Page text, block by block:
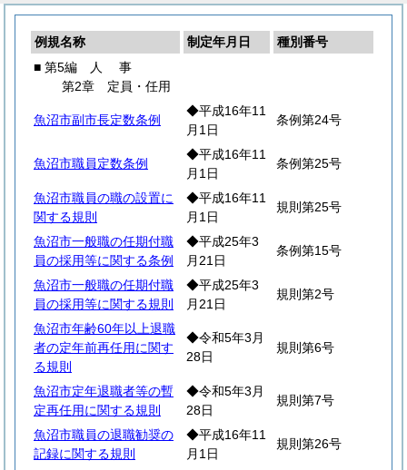
例規名称 制定年月日
種別番号
■ 第5編
人 事
第2章 定員・任用
魚沼市副市長定数条例
◆平成16年11
月1日
条例第24号
魚沼市職員定数条例
◆平成16年11
月1日
条例第25号
魚沼市職員の職の設置に
関する規則
◆平成16年11
月1日
規則第25号
魚沼市一般職の任期付職
員の採用等に関する条例
◆平成25年3
月21日
条例第15号
魚沼市一般職の任期付職
員の採用等に関する規則
◆平成25年3
月21日
規則第2号
魚沼市年齢60年以上退職
者の定年前再任用に関す
る規則
◆令和5年3月
28日
規則第6号
魚沼市定年退職者等の暫
定再任用に関する規則
◆令和5年3月
28日
規則第7号
魚沼市職員の退職勧奨の
記録に関する規則
◆平成16年11
月1日
規則第26号